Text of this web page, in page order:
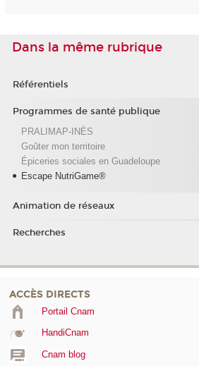
Dans la même rubrique
Référentiels
Programmes de santé publique
PRALIMAP-INÈS
Goûter mon territoire
Épiceries sociales en Guadeloupe
Escape NutriGame®
Animation de réseaux
Recherches
ACCÈS DIRECTS
Portail Cnam
HandiCnam
Cnam blog